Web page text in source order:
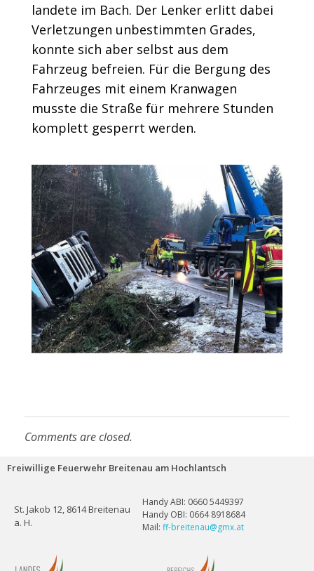
landete im Bach. Der Lenker erlitt dabei
Verletzungen unbestimmten Grades,
konnte sich aber selbst aus dem
Fahrzeug befreien. Für die Bergung des
Fahrzeuges mit einem Kranwagen
musste die Straße für mehrere Stunden
komplett gesperrt werden.
Comments are closed.
Freiwillige Feuerwehr Breitenau am Hochlantsch
St. Jakob 12, 8614 Breitenau
a. H.
Handy ABI: 0660 5449397
Handy OBI: 0664 8918684
Mail: ff-breitenau@gmx.at